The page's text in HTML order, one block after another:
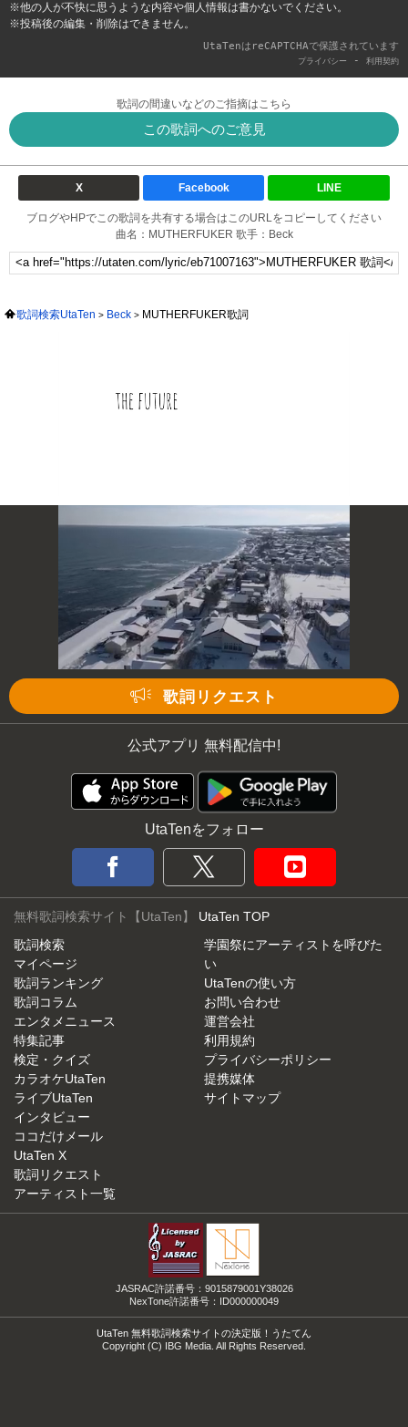
※他の人が不快に思うような内容や個人情報は書かないでください。
※投稿後の編集・削除はできません。
UtaTenはreCAPTCHAで保護されています
プライバシー - 利用契約
歌詞の間違いなどのご指摘はこちら
この歌詞へのご意見
X Facebook LINE
ブログやHPでこの歌詞を共有する場合はこのURLをコピーしてください
曲名：MUTHERFUKER 歌手：Beck
歌詞検索UtaTen Beck MUTHERFUKER歌詞
次の動画まで 3 キャンセル
歌詞リクエスト
公式アプリ 無料配信中!
UtaTenをフォロー
無料歌詞検索サイト【UtaTen】 UtaTen TOP
歌詞検索
マイページ
歌詞ランキング
歌詞コラム
エンタメニュース
特集記事
検定・クイズ
カラオケUtaTen
ライブUtaTen
インタビュー
ココだけメール
UtaTen X
歌詞リクエスト
アーティスト一覧
学園祭にアーティストを呼びた
い
UtaTenの使い方
お問い合わせ
運営会社
利用規約
プライバシーポリシー
提携媒体
サイトマップ
JASRAC許諾番号：9015879001Y38026
NexTone許諾番号：ID000000049
UtaTen 無料歌詞検索サイトの決定版！うたてん
Copyright (C) IBG Media. All Rights Reserved.